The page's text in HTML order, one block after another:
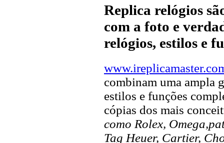
Replica relógios
com a foto e
relógios, estilos e
combinam uma ampla
estilos e funções
cópias dos mais
como Rolex,
Tag Heuer, Cartier,